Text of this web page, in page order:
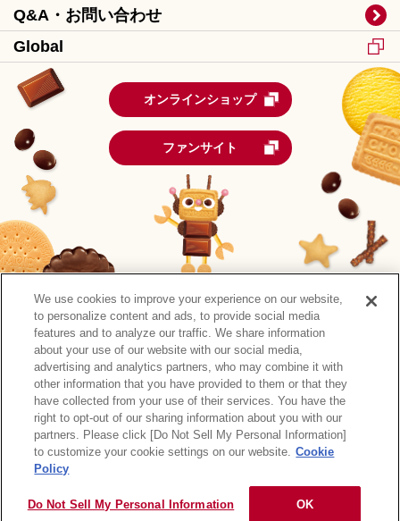
Q&A・お問い合わせ
Global
オンラインショップ
ファンサイト
森永製菓公式アカウント一覧
サイトマップ RSSの配信について
プライバシーポリシー
ウェブアクセシビリティ
ご利用規約 リンク
Copyright © MORINAGA & CO., LTD. All rights reserved.
We use cookies to improve your experience on our website,
to personalize content and ads, to provide social media
features and to analyze our traffic. We share information
about your use of our website with our social media,
advertising and analytics partners, who may combine it with
other information that you have provided to them or that they
have collected from your use of their services. You have the
right to opt-out of our sharing information about you with our
partners. Please click [Do Not Sell My Personal Information]
to customize your cookie settings on our website. Cookie
Policy
Do Not Sell My Personal Information OK